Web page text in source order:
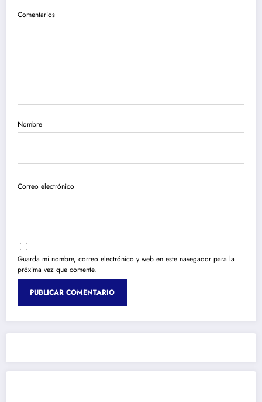
Comentarios
Nombre
Correo electrónico
Guarda mi nombre, correo electrónico y web en este navegador para la
próxima vez que comente.